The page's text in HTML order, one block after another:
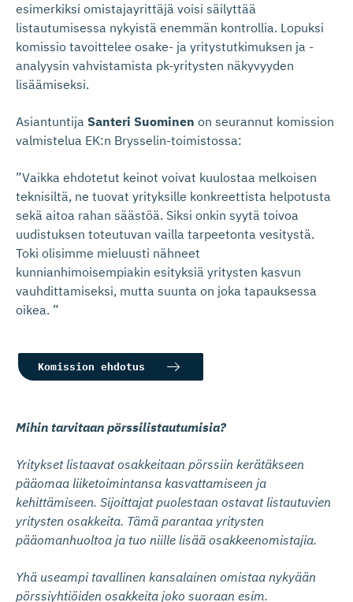
esimerkiksi omistajayrittäjä voisi säilyttää
listautumisessa nykyistä enemmän kontrollia. Lopuksi
komissio tavoittelee osake- ja yritystutkimuksen ja -
analyysin vahvistamista pk-yritysten näkyvyyden
lisäämiseksi.
Asiantuntija Santeri Suominen on seurannut komission
valmistelua EK:n Brysselin-toimistossa:
”Vaikka ehdotetut keinot voivat kuulostaa melkoisen
teknisiltä, ne tuovat yrityksille konkreettista helpotusta
sekä aitoa rahan säästöä. Siksi onkin syytä toivoa
uudistuksen toteutuvan vailla tarpeetonta vesitystä.
Toki olisimme mieluusti nähneet
kunnianhimoisempiakin esityksiä yritysten kasvun
vauhdittamiseksi, mutta suunta on joka tapauksessa
oikea. ”
Komission ehdotus
Mihin tarvitaan pörssilistautumisia?
Yritykset listaavat osakkeitaan pörssiin kerätäkseen
pääomaa liiketoimintansa kasvattamiseen ja
kehittämiseen. Sijoittajat puolestaan ostavat listautuvien
yritysten osakkeita. Tämä parantaa yritysten
pääomanhuoltoa ja tuo niille lisää osakkeenomistajia.
Yhä useampi tavallinen kansalainen omistaa nykyään
pörssiyhtiöiden osakkeita joko suoraan esim.